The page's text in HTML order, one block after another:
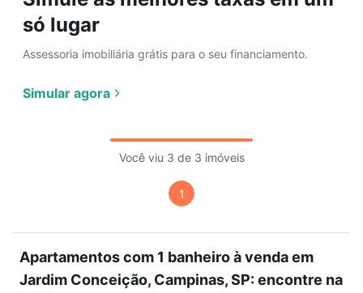
só lugar
Assessoria imobiliária grátis para o seu financiamento.
Simular agora
Você viu 3 de 3 imóveis
1
Apartamentos com 1 banheiro à venda em
Jardim Conceição, Campinas, SP: encontre na